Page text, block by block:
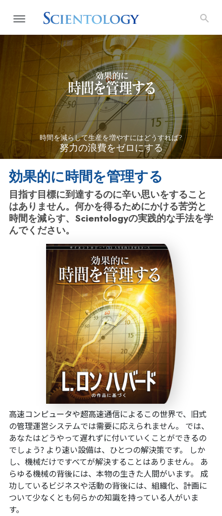
時間を減らして生産を増やすにはどうすれば?
努力の浪費をゼロにする
効果的に時間を管理する
目指す目標に到達するのに辛い思いをすること
はありません。何かを得るためにかける苦労と
時間を減らす、Scientologyの実践的な手法を学
んでください。
高速コンピュータや超高速通信によるこの世界で、旧式
の管理運営システムでは需要に応えられません。 では、
あなたはどうやって遅れずに付いていくことができるの
でしょう? より速い設備は、ひとつの解決策です。 しか
し、機械だけですべてが解決することはありません。 あ
らゆる機械の背後には、本物の生きた人間がいます。 成
功しているビジネスや活動の背後には、組織化、計画に
ついて少なくとも何らかの知識を持っている人がいま
す。